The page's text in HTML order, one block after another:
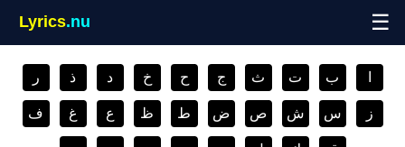
Lyrics.nu ☰
ب ت ث ج ح خ د ذ ر
ز س ش ص ض ط ظ ع غ ف